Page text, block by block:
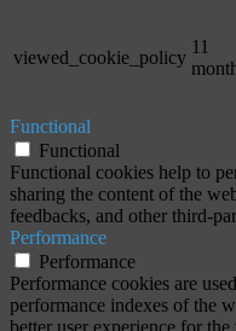
viewed_cookie_policy
11
Functional
Functional
Functional cookies help to
sharing the content of the
feedbacks, and other third-
Performance
Performance
Performance cookies are
performance indexes of the